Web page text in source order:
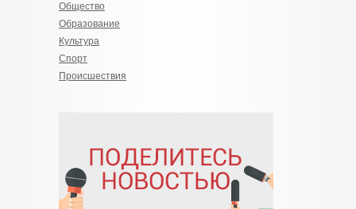
Общество
Образование
Культура
Спорт
Происшествия